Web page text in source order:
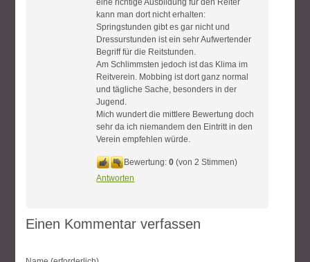
eine richtige Ausbildung für den Reiter
kann man dort nicht erhalten:
Springstunden gibt es gar nicht und
Dressurstunden ist ein sehr Aufwertender
Begriff für die Reitstunden.
Am Schlimmsten jedoch ist das Klima im
Reitverein. Mobbing ist dort ganz normal
und tägliche Sache, besonders in der
Jugend.
Mich wundert die mittlere Bewertung doch
sehr da ich niemandem den Eintritt in den
Verein empfehlen würde.
Bewertung:0 (von 2 Stimmen)
Antworten
Einen Kommentar verfassen